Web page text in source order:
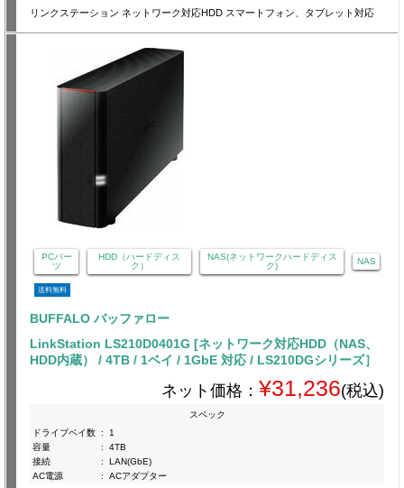
リンクステーション ネットワーク対応HDD スマートフォン、タブレット対応
PCパー
ツ
HDD（ハードディス
ク）
NAS(ネットワークハードディス
ク)
NAS
送料無料
BUFFALO バッファロー
LinkStation LS210D0401G [ネットワーク対応HDD（NAS、
HDD内蔵） / 4TB / 1ベイ / 1GbE 対応 / LS210DGシリーズ］
ネット価格： ¥31,236(税込)
スペック
ドライブベイ数 :
1
容量
:
4TB
接続
:
LAN(GbE)
AC電源
: ACアダプター